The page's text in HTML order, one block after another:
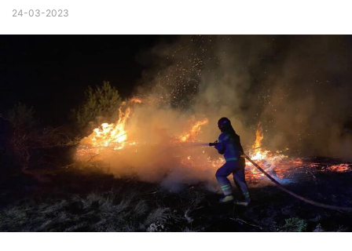
24-03-2023